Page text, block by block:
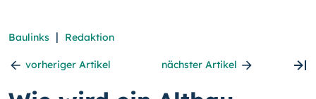
Baulinks | Redaktion
vorheriger Artikel nächster Artikel